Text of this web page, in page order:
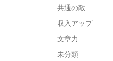
共通の敵
収入アップ
文章力
未分類